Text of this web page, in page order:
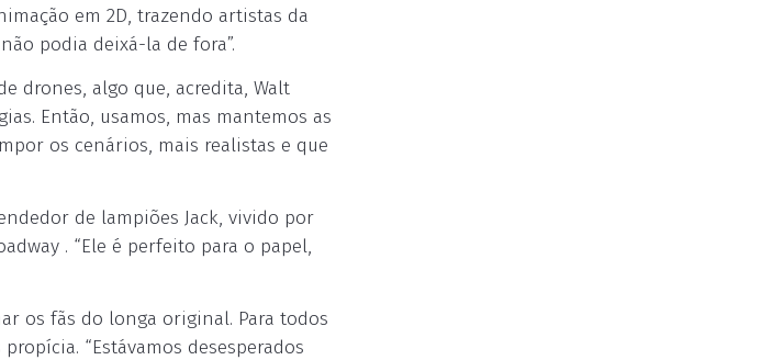
em 2D, trazendo artistas da
podia deixá-la de fora”.
drones, algo que, acredita, Walt
Então, usamos, mas mantemos as
os cenários, mais realistas e que
de lampiões Jack, vivido por
. “Ele é perfeito para o papel,
os fãs do longa original. Para todos
“Estávamos desesperados